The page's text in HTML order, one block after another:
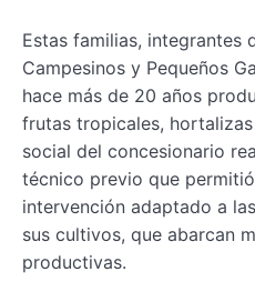
Estas familias, integrantes
Campesinos y Pequeños
hace más de 20 años
frutas tropicales,
social del concesionario
técnico previo que
intervención adaptado a
sus cultivos, que abarcan
productivas.